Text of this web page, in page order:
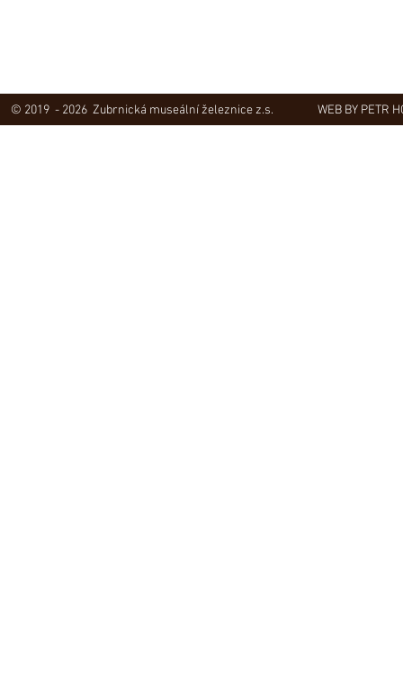
© 2019 - 2026 Zubrnická museální železnice z.s. WEB BY